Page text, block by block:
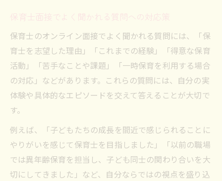
保育士面接でよく聞かれる質問への対応策
保育士のオンライン面接でよく聞かれる質問には、「保
育士を志望した理由」「これまでの経験」「得意な保育
活動」「苦手なことや課題」「一時保育を利用する場合
の対応」などがあります。これらの質問には、自分の実
体験や具体的なエピソードを交えて答えることが大切で
す。
例えば、「子どもたちの成長を間近で感じられることに
やりがいを感じて保育士を目指しました」「以前の職場
では異年齢保育を担当し、子ども同士の関わり合いを大
切にしてきました」など、自分ならではの視点を盛り込